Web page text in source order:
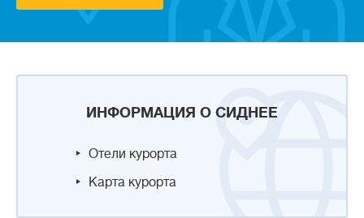
ИНФОРМАЦИЯ О СИДНЕЕ
Отели курорта
Карта курорта